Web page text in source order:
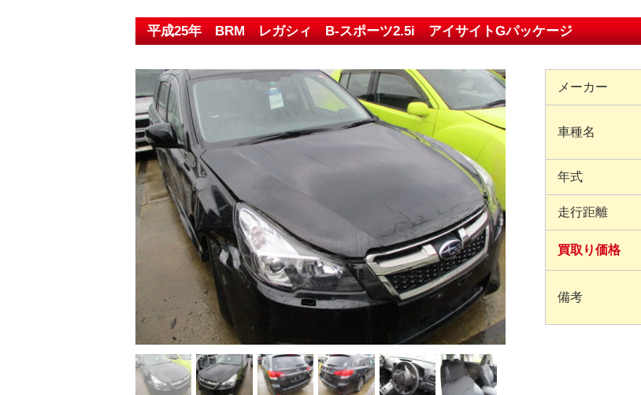
平成25年 BRM レガシィ B-スポーツ2.5i アイサイトGパッケージ
メーカー
車種名
年式
走行距離
買取り価格
備考